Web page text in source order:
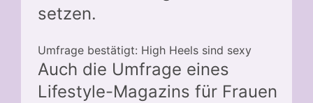
setzen.
Umfrage bestätigt: High Heels sind sexy
Auch die Umfrage eines
Lifestyle-Magazins für Frauen